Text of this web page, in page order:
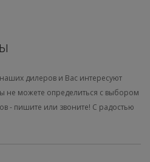
дилеров и Вас интересуют
не можете определиться с выбором
- пишите или звоните! С радостью